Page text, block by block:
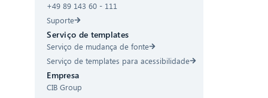
+49 89 143 60 - 111
Suporte
Serviço de templates
Serviço de mudança de fonte
Serviço de templates para acessibilidade
Empresa
CIB Group